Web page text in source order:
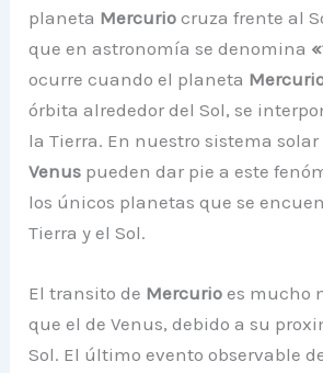
planeta Mercurio cruza frente al
que en astronomía se denomina
ocurre cuando el planeta
órbita alrededor del Sol, se
la Tierra. En nuestro sistema solar
Venus pueden dar pie a este
los únicos planetas que se
Tierra y el Sol.
El transito de Mercurio es mucho
que el de Venus, debido a su
Sol. El último evento observable